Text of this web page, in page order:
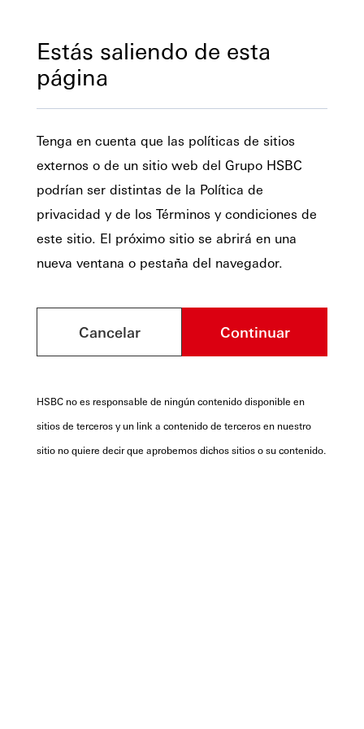
Estás saliendo de esta
página
Tenga en cuenta que las políticas de sitios
externos o de un sitio web del Grupo HSBC
podrían ser distintas de la Política de
privacidad y de los Términos y condiciones de
este sitio. El próximo sitio se abrirá en una
nueva ventana o pestaña del navegador.
Cancelar Continuar
HSBC no es responsable de ningún contenido disponible en
sitios de terceros y un link a contenido de terceros en nuestro
sitio no quiere decir que aprobemos dichos sitios o su contenido.